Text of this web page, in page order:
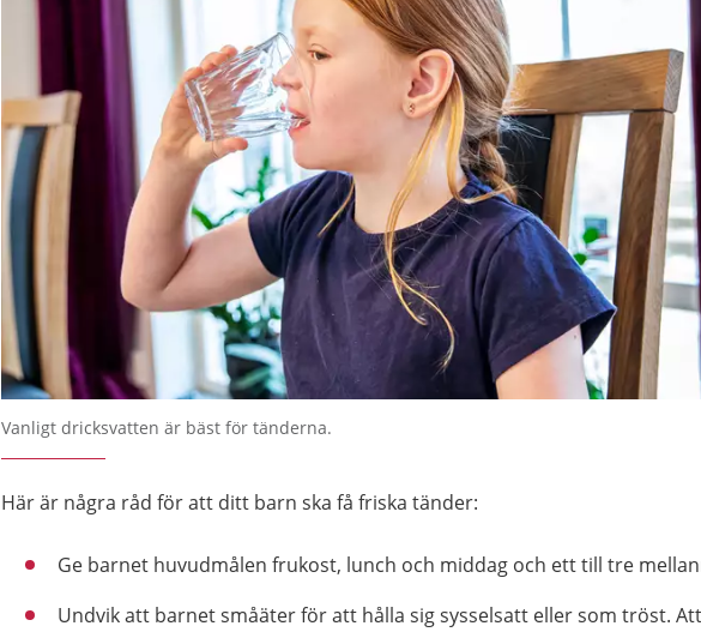
Vanligt dricksvatten är bäst för tänderna.
Här är några råd för att ditt barn ska få friska tänder:
Ge barnet huvudmålen frukost, lunch och middag och ett till tre
Undvik att barnet småäter för att hålla sig sysselsatt eller som tröst.